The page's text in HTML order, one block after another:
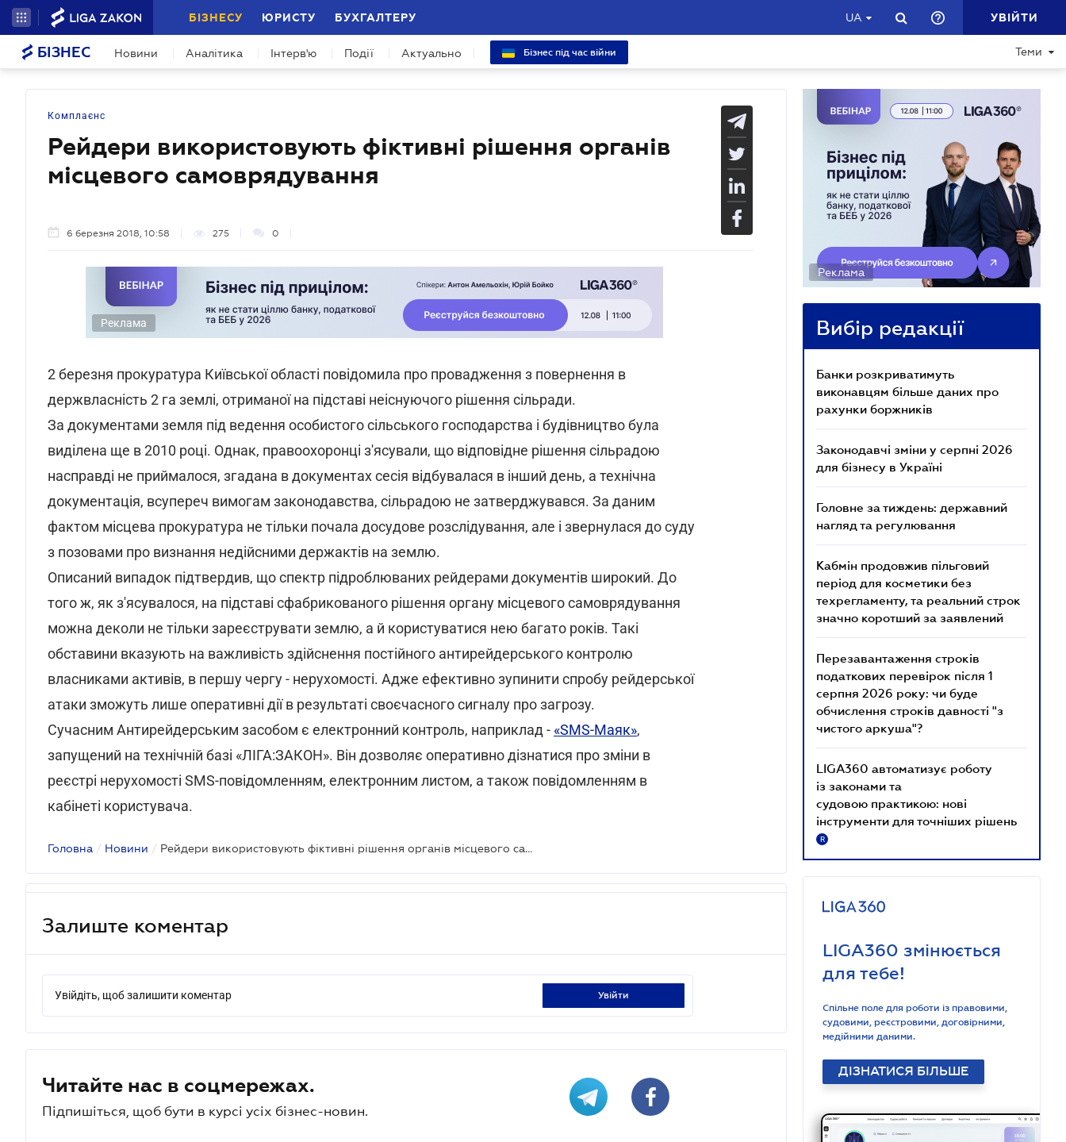
БІЗНЕСУ ЮРИСТУ БУХГАЛТЕРУ UA УВІЙТИ
БІЗНЕС Новини Аналітика Інтерв'ю Події Актуально Бізнес під час війни Теми
Комплаєнс
Рейдери використовують фіктивні рішення органів
місцевого самоврядування
6 березня 2018, 10:58 275 0
Реклама
2 березня прокуратура Київської області повідомила про провадження з повернення в
держвласність 2 га землі, отриманої на підставі неіснуючого рішення сільради.
За документами земля під ведення особистого сільського господарства і будівництво була
виділена ще в 2010 році. Однак, правоохоронці з'ясували, що відповідне рішення сільрадою
насправді не приймалося, згадана в документах сесія відбувалася в інший день, а технічна
документація, всупереч вимогам законодавства, сільрадою не затверджувався. За даним
фактом місцева прокуратура не тільки почала досудове розслідування, але і звернулася до суду
з позовами про визнання недійсними держактів на землю.
Описаний випадок підтвердив, що спектр підроблюваних рейдерами документів широкий. До
того ж, як з'ясувалося, на підставі сфабрикованого рішення органу місцевого самоврядування
можна деколи не тільки зареєструвати землю, а й користуватися нею багато років. Такі
обставини вказують на важливість здійснення постійного антирейдерського контролю
власниками активів, в першу чергу - нерухомості. Адже ефективно зупинити спробу рейдерської
атаки зможуть лише оперативні дії в результаті своєчасного сигналу про загрозу.
Сучасним Антирейдерським засобом є електронний контроль, наприклад - «SMS-Маяк»,
запущений на технічній базі «ЛІГА:ЗАКОН». Він дозволяє оперативно дізнатися про зміни в
реєстрі нерухомості SMS-повідомленням, електронним листом, а також повідомленням в
кабінеті користувача.
Головна / Новини / Рейдери використовують фіктивні рішення органів місцевого самоврядування
Залиште коментар
Увійдіть, щоб залишити коментар увійти
Читайте нас в соцмережах.
Підпишіться, щоб бути в курсі усіх бізнес-новин.
Реклама
Вибір редакції
Банки розкриватимуть
виконавцям більше даних про
рахунки боржників
Законодавчі зміни у серпні 2026
для бізнесу в Україні
Головне за тиждень: державний
нагляд та регулювання
Кабмін продовжив пільговий
період для косметики без
техрегламенту, та реальний строк
значно коротший за заявлений
Перезавантаження строків
податкових перевірок після 1
серпня 2026 року: чи буде
обчислення строків давності "з
чистого аркуша"?
LIGA360 автоматизує роботу
із законами та
судовою практикою: нові
інструменти для точніших рішень
R
LIGA360 змінюється
для тебе!
Спільне поле для роботи із правовими,
судовими, реєстровими, договірними,
медійними даними.
ДІЗНАТИСЯ БІЛЬШЕ